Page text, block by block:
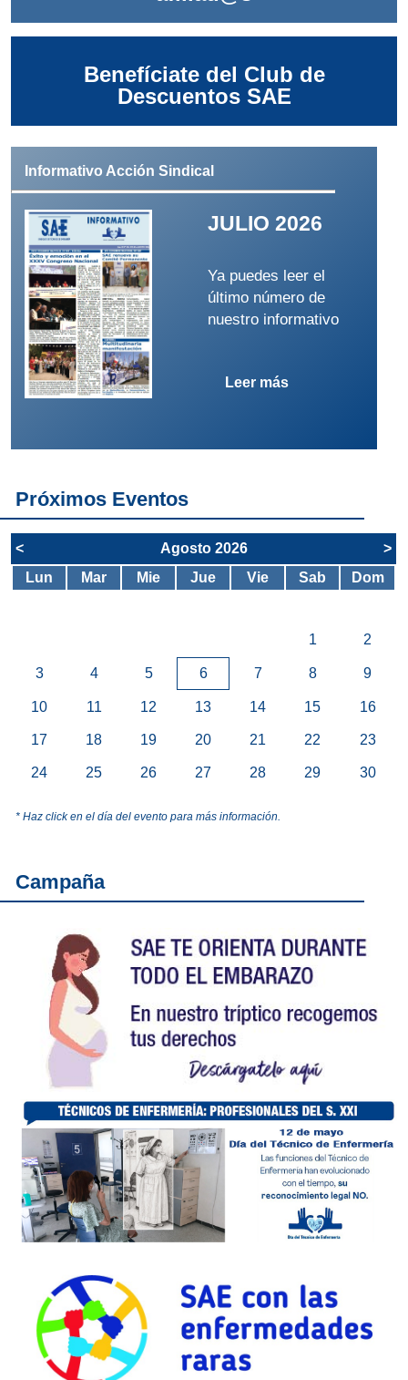
Benefíciate del Club de
Descuentos SAE
Informativo Acción Sindical
JULIO 2026
Ya puedes leer el
último número de
nuestro informativo
Leer más
Próximos Eventos
< Agosto 2026
>
Lun
Mar Mie Jue Vie Sab Dom
1 2
3 4 5 6 7 8 9
10 11 12 13 14 15 16
17 18 19 20 21 22 23
24 25 26 27 28 29 30
* Haz click en el día del evento para más información.
Campaña